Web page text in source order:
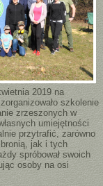
2019 na
szkolenie
zrzeszonych w
umiejętności
przytrafić, zarówno
jak i tych
spróbował swoich
osoby na osi